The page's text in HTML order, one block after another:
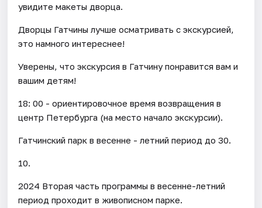
увидите макеты дворца.
Дворцы Гатчины лучше осматривать с экскурсией,
это намного интереснее!
Уверены, что экскурсия в Гатчину понравится вам и
вашим детям!
18: 00 - ориентировочное время возвращения в
центр Петербурга (на место начало экскурсии).
Гатчинский парк в весенне - летний период до 30.
10.
2024 Вторая часть программы в весенне-летний
период проходит в живописном парке.